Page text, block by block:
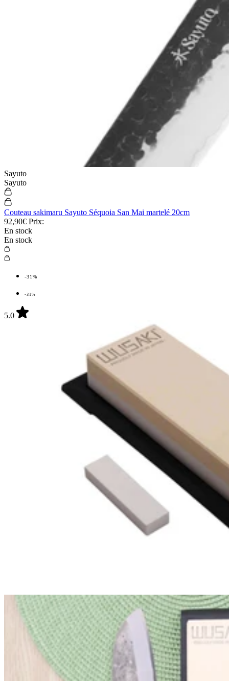
Sayuto
Sayuto
Couteau sakimaru Sayuto Séquoia San Mai martelé 20cm
92,90€ Prix:
En stock
En stock
-31%
-31%
5.0